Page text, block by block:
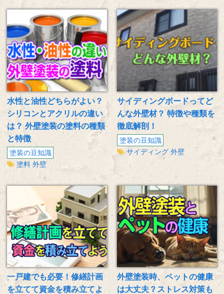
水性と油性どちらがよい？
シリコンとアクリルの違い
は？ 外壁塗装の塗料の種類
と特徴
塗装の豆知識
塗料 外壁
サイディングボードってど
んな外壁材？ 特徴や種類を
徹底解剖！
塗装の豆知識
サイディング 外壁
一戸建でも必要！修繕計画
を立てて資金を積み立てよ
外壁塗装時、ペットの健康
は大丈夫？ストレス対策も